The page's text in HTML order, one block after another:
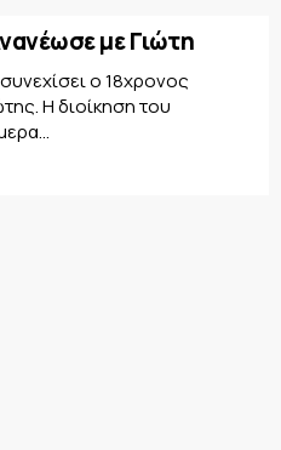
με Γιώτη
ο 18χρονος
Η διοίκηση του